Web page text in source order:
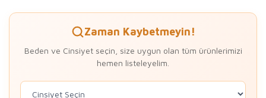
Zaman Kaybetmeyin!
Beden ve Cinsiyet seçin, size uygun olan tüm ürünlerimizi
hemen listeleyelim.